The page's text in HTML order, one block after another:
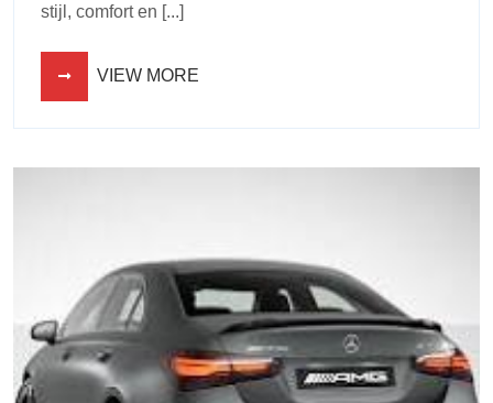
stijl, comfort en [...]
VIEW MORE